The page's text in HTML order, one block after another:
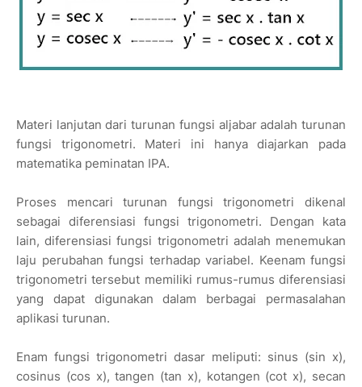
Materi lanjutan dari turunan fungsi aljabar adalah turunan
fungsi trigonometri. Materi ini hanya diajarkan pada
matematika peminatan IPA.
Proses mencari turunan fungsi trigonometri dikenal
sebagai diferensiasi fungsi trigonometri. Dengan kata
lain, diferensiasi fungsi trigonometri adalah menemukan
laju perubahan fungsi terhadap variabel. Keenam fungsi
trigonometri tersebut memiliki rumus-rumus diferensiasi
yang dapat digunakan dalam berbagai permasalahan
aplikasi turunan.
Enam fungsi trigonometri dasar meliputi: sinus (sin x),
cosinus (cos x), tangen (tan x), kotangen (cot x), secan